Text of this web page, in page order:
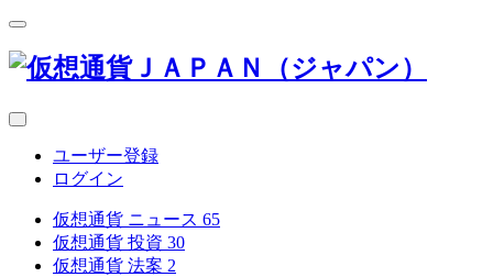
ユーザー登録
ログイン
仮想通貨 ニュース 65
仮想通貨 投資 30
仮想通貨 法案 2